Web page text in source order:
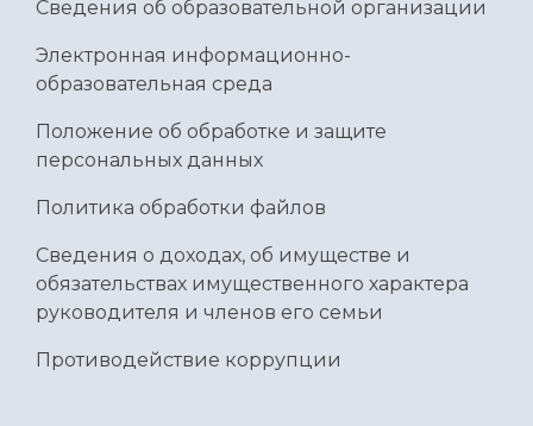
Сведения об образовательной организации
Электронная информационно-
образовательная среда
Положение об обработке и защите
персональных данных
Политика обработки файлов
Сведения о доходах, об имуществе и
обязательствах имущественного характера
руководителя и членов его семьи
Противодействие коррупции